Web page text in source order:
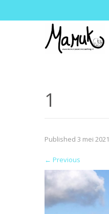
1
Published 3 mei 2021
← Previous